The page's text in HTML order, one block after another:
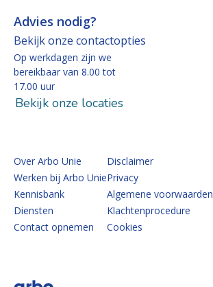
Advies nodig?
Bekijk onze contactopties
Op werkdagen zijn we
bereikbaar van 8.00 tot
17.00 uur
Bekijk onze locaties
Over Arbo Unie
Werken bij Arbo Unie
Kennisbank
Diensten
Contact opnemen
Disclaimer
Privacy
Algemene voorwaarden
Klachtenprocedure
Cookies